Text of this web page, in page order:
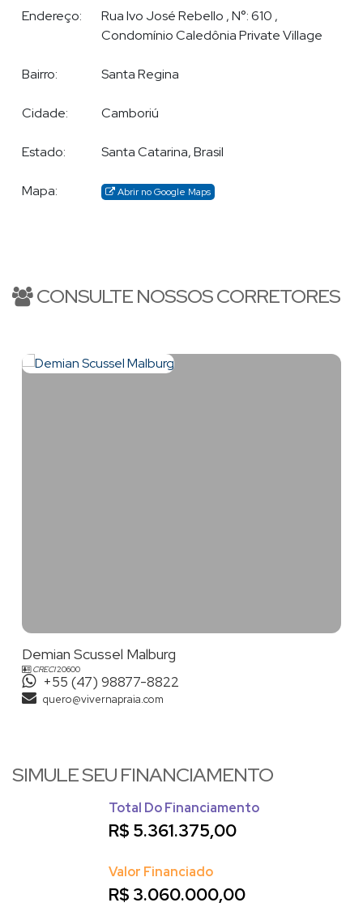
Cobertura em Balneário Camboriú
Endereço: Rua Ivo José Rebello ,N°:610 ,
Condomínio Caledônia Private Village
Bairro: Santa Regina
Cidade: Camboriú
Estado: Santa Catarina, Brasil
Mapa: Abrir no Google Maps
CONSULTE NOSSOS CORRETORES
Demian Scussel Malburg
CRECI20600
+55 (47) 98877-8822
quero@vivernapraia.com
SIMULE SEU FINANCIAMENTO
Total Do Financiamento
R$ 5.361.375,00
Valor Financiado
R$ 3.060.000,00